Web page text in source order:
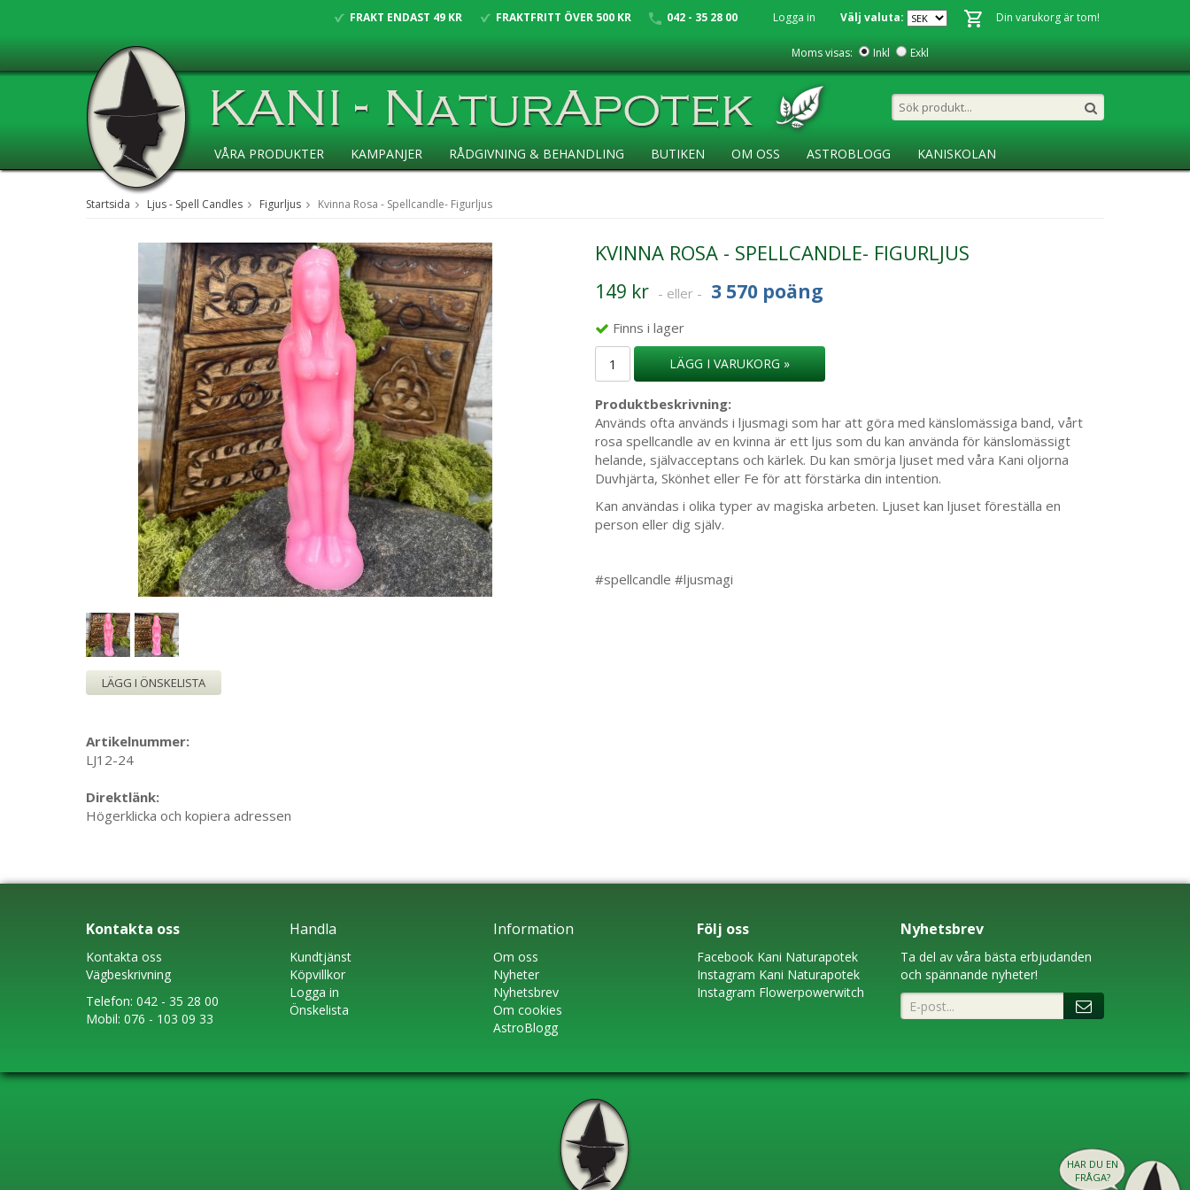
HAR DU EN
FRÅGA?
FRAKT ENDAST 49 KR FRAKTFRITT ÖVER 500 KR 042 - 35 28 00 Din varukorg är tom!
Logga in Välj valuta:
Moms visas: Inkl Exkl
VÅRA PRODUKTER KAMPANJER RÅDGIVNING & BEHANDLING BUTIKEN OM OSS ASTROBLOGG KANISKOLAN
Startsida Ljus - Spell Candles Figurljus Kvinna Rosa - Spellcandle- Figurljus
KVINNA ROSA - SPELLCANDLE- FIGURLJUS
149 kr - eller - 3 570 poäng
Finns i lager
LÄGG I VARUKORG »
Produktbeskrivning:
Används ofta används i ljusmagi som har att göra med känslomässiga band, vårt
rosa spellcandle av en kvinna är ett ljus som du kan använda för känslomässigt
helande, självacceptans och kärlek. Du kan smörja ljuset med våra Kani oljorna
Duvhjärta, Skönhet eller Fe för att förstärka din intention.
Kan användas i olika typer av magiska arbeten. Ljuset kan ljuset föreställa en
person eller dig själv.
#spellcandle #ljusmagi
LÄGG I ÖNSKELISTA
Artikelnummer:
LJ12-24
Direktlänk:
Högerklicka och kopiera adressen
Kontakta oss
Kontakta oss
Vägbeskrivning
Telefon: 042 - 35 28 00
Mobil: 076 - 103 09 33
Handla
Kundtjänst
Köpvillkor
Logga in
Önskelista
Information
Om oss
Nyheter
Nyhetsbrev
Om cookies
AstroBlogg
Följ oss
Facebook Kani Naturapotek
Instagram Kani Naturapotek
Instagram Flowerpowerwitch
Nyhetsbrev
Ta del av våra bästa erbjudanden
och spännande nyheter!